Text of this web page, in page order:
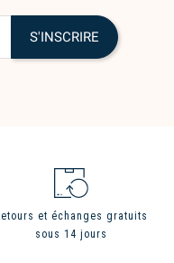
et échanges gratuits
sous 14 jours